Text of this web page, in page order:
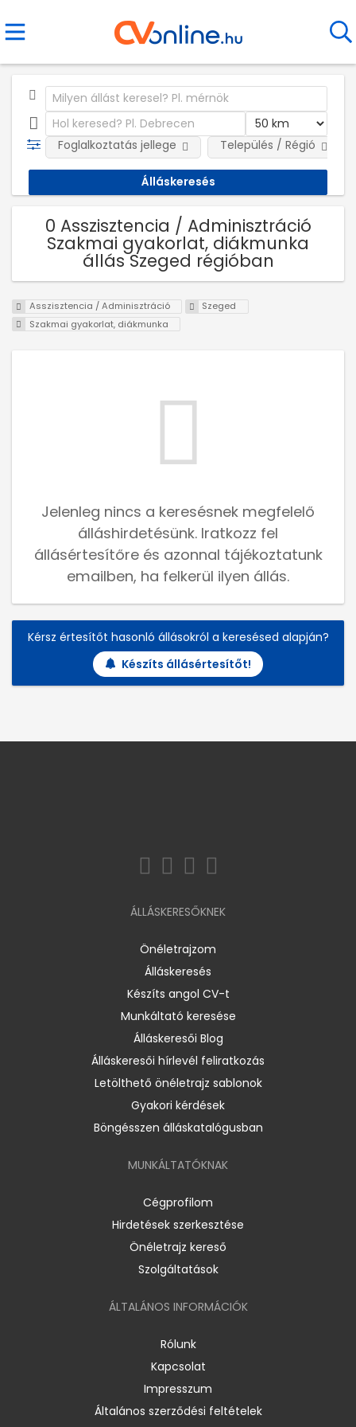
Foglalkoztatás jellege Település / Régió
0 Asszisztencia / Adminisztráció
Szakmai gyakorlat, diákmunka
állás Szeged régióban
Asszisztencia / Adminisztráció
Szeged
Szakmai gyakorlat, diákmunka
Jelenleg nincs a keresésnek megfelelő
álláshirdetésünk. Iratkozz fel
állásértesítőre és azonnal tájékoztatunk
emailben, ha felkerül ilyen állás.
Kérsz értesítőt hasonló állásokról a keresésed alapján?
Készíts állásértesítőt!
ÁLLÁSKERESŐKNEK
Önéletrajzom
Álláskeresés
Készíts angol CV-t
Munkáltató keresése
Álláskeresői Blog
Álláskeresői hírlevél feliratkozás
Letölthető önéletrajz sablonok
Gyakori kérdések
Böngésszen álláskatalógusban
MUNKÁLTATÓKNAK
Cégprofilom
Hirdetések szerkesztése
Önéletrajz kereső
Szolgáltatások
ÁLTALÁNOS INFORMÁCIÓK
Rólunk
Kapcsolat
Impresszum
Általános szerződési feltételek